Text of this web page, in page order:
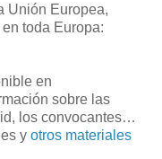
Unión Europea,
toda Europa:
en
sobre las
los convocantes…
y otros materiales